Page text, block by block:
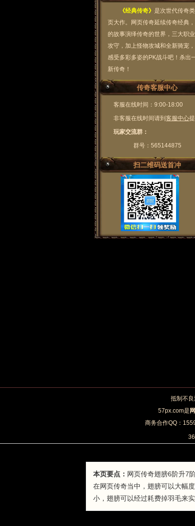
《经典传奇》 是次世代传奇
页大作。网页传奇延续传奇经典
的故事演绎传奇的世界，三大职
攻守，加上怪物攻城和全新骑宠
感受多彩多姿的PK战斗吧！杀出
新传奇！
传奇客服中心
客服在线时间：9:00-18:00
非客服在线时间请到 客服中心
玩家交流群：
群号：565144875
扫二维码送首冲
抵制不
57px.com是
商务合作QQ：
本页要点： 网页传奇翅膀6阶升7
在网页传奇当中，翅膀可以大幅
小，翅膀可以经过耗费掉羽毛来